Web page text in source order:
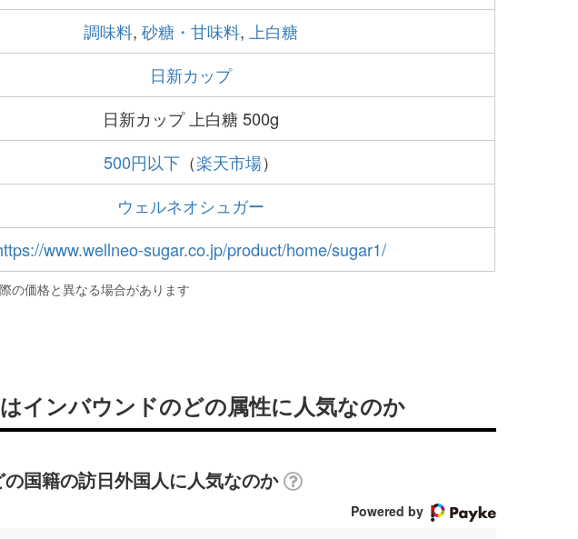
調味料, 砂糖・甘味料, 上白糖
日新カップ
日新カップ 上白糖 500g
500円以下（楽天市場）
ウェルネオシュガー
www.wellneo-sugar.co.jp/product/home/sugar1/
の価格と異なる場合があります
インバウンドのどの属性に人気なのか
国籍の訪日外国人に人気なのか
Powered by